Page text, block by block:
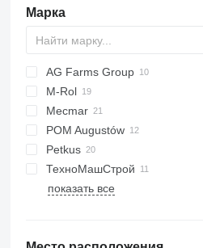
Марка
AG Farms Group
6M
740A
M-series
3650
M-Rol
Mecmar
20
25
34
POM Augustów
Petkus
K218
K527
ТехноМашСтрой
показать все